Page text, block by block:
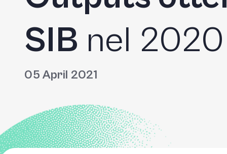
SIB nel 2020
05 April 2021